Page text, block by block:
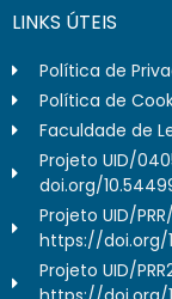
LINKS ÚTEIS
Política de
Política de
Faculdade de
Projeto UID/
doi.org/
Projeto UID/
https://doi.org/
Projeto UID/